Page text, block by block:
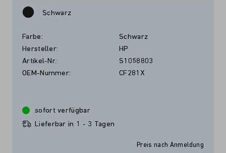
Schwarz
Farbe:
Schwarz
Hersteller:
HP
Artikel-Nr.:
S1058803
OEM-Nummer:
CF281X
Preis nach Anmeldung
sofort verfügbar
Lieferbar in 1 - 3 Tagen